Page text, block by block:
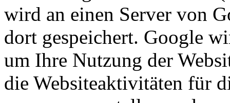
wird an einen Server von
dort gespeichert. Google
um Ihre Nutzung der
die Websiteaktivitäten für